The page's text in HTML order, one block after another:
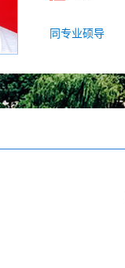
同专业硕导